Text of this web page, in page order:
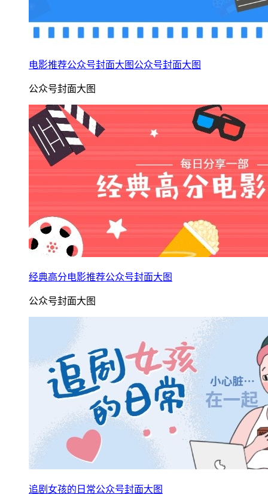
电影推荐公众号封面大图公众号封面大图
公众号封面大图
经典高分电影推荐公众号封面大图
公众号封面大图
追剧女孩的日常公众号封面大图